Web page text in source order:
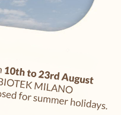
Peel-Off Matita
Microblading +
11 RS Ø 0,35
Medium Taper (20
pcs)